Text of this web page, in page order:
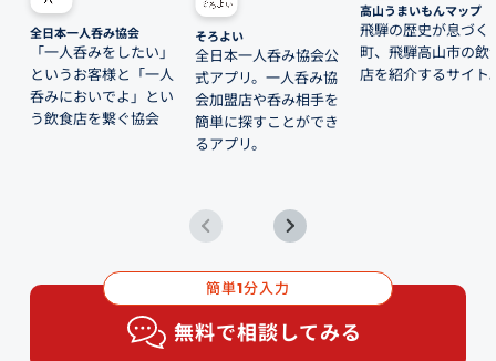
全日本一人呑み協会
「一人呑みをしたい」
というお客様と「一人
呑みにおいでよ」とい
う飲食店を繋ぐ協会
そろよい
全日本一人呑み協会公
式アプリ。一人呑み協
会加盟店や呑み相手を
簡単に探すことができ
るアプリ。
高山うまいもんマップ
飛騨の歴史が息づく
町、飛騨高山市の飲
店を紹介するサイト
簡単1分入力
無料で相談してみる